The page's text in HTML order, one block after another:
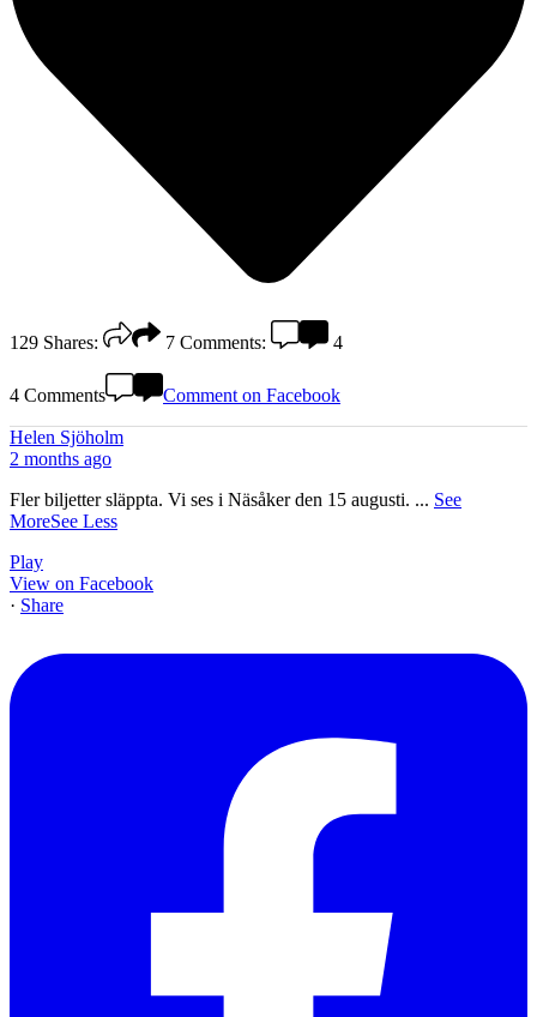
129 Shares: 7 Comments: 4
4 Comments Comment on Facebook
Helen Sjöholm
2 months ago
Fler biljetter släppta. Vi ses i Näsåker den 15 augusti. ... See
MoreSee Less
Play
View on Facebook
· Share